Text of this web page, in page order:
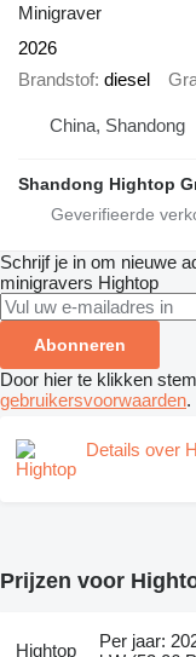
Minigraver
2026
Brandstof diesel
China, Shandong
Shandong Hightop
Schrijf je in om nieuwe
minigravers Hightop
Abonneren
Door hier te klikken
gebruikersvoorwaarden.
Details over
Prijzen voor
Hightop
Per jaar: